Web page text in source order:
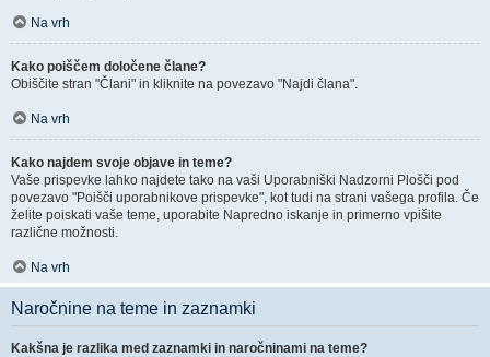
Na vrh
Kako poiščem določene člane?
Obiščite stran "Člani" in kliknite na povezavo "Najdi člana".
Na vrh
Kako najdem svoje objave in teme?
Vaše prispevke lahko najdete tako na vaši Uporabniški Nadzorni Plošči pod
povezavo "Poišči uporabnikove prispevke", kot tudi na strani vašega profila. Če
želite poiskati vaše teme, uporabite Napredno iskanje in primerno vpišite
različne možnosti.
Na vrh
Naročnine na teme in zaznamki
Kakšna je razlika med zaznamki in naročninami na teme?